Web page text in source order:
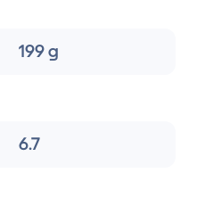
199 g
6.7